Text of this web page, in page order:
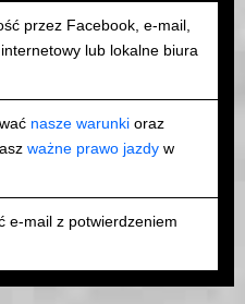
przez Facebook, e-mail,
lub lokalne biura
nasze warunki oraz
ważne prawo jazdy w
e-mail z potwierdzeniem